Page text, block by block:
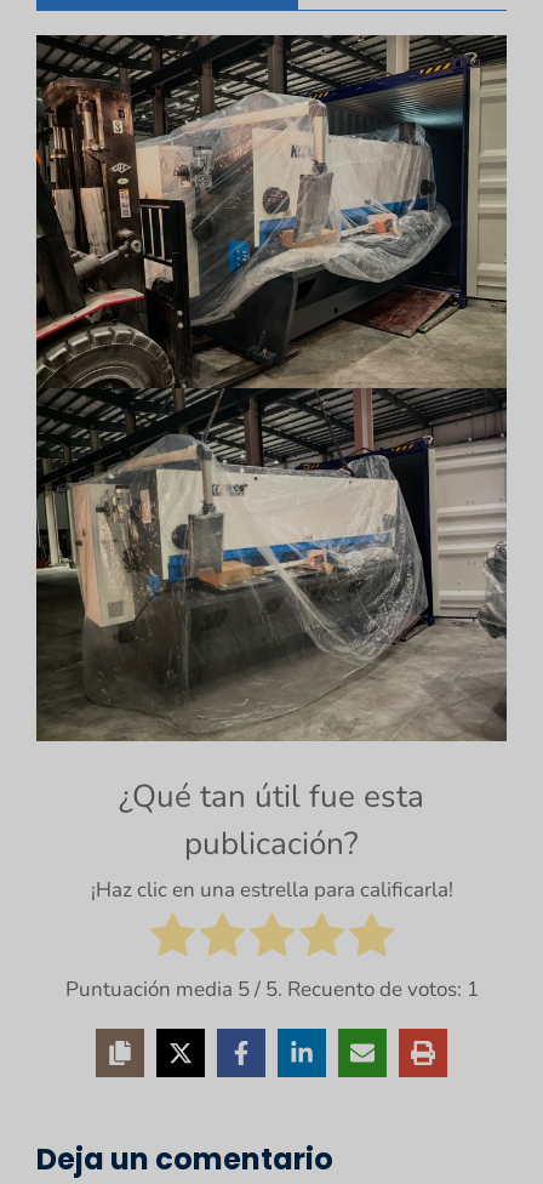
¿Qué tan útil fue esta
publicación?
¡Haz clic en una estrella para calificarla!
Puntuación media 5/ 5. Recuento de votos: 1
Deja un comentario